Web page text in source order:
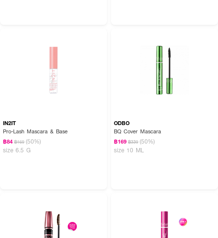
IN2IT
Pro-Lash Mascara & Base
฿84 ฿169 (50%)
size 6.5 G
ODBO
BQ Cover Mascara
฿169 ฿339 (50%)
size 10 ML